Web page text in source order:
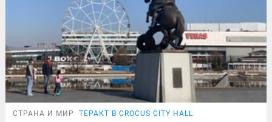
СТРАНА И МИР ТЕРАКТ В CROCUS CITY HALL